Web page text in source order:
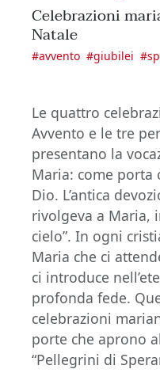
Celebrazioni
Natale
#avvento #giubilei #
Le quattro
Avvento e le tre
presentano la
Maria: come porta
Dio. L’antica
rivolgeva a Maria,
cielo”. In ogni
Maria che ci
ci introduce
profonda fede.
celebrazioni
porte che aprono
“Pellegrini di